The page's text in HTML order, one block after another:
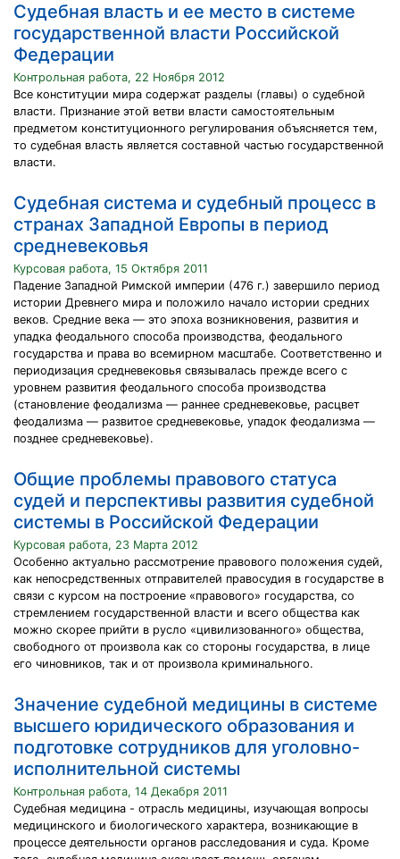
Судебная власть и ее место в системе
государственной власти Российской
Федерации
Контрольная работа, 22 Ноября 2012
Все конституции мира содержат разделы (главы) о судебной
власти. Признание этой ветви власти самостоятельным
предметом конституционного регулирования объясняется тем,
то судебная власть является составной частью государственной
власти.
Судебная система и судебный процесс в
странах Западной Европы в период
средневековья
Курсовая работа, 15 Октября 2011
Падение Западной Римской империи (476 г.) завершило период
истории Древнего мира и положило начало истории средних
веков. Средние века — это эпоха возникновения, развития и
упадка феодального способа производства, феодального
государства и права во всемирном масштабе. Соответственно и
периодизация средневековья связывалась прежде всего с
уровнем развития феодального способа производства
(становление феодализма — раннее средневековье, расцвет
феодализма — развитое средневековье, упадок феодализма —
позднее средневековье).
Общие проблемы правового статуса
судей и перспективы развития судебной
системы в Российской Федерации
Курсовая работа, 23 Марта 2012
Особенно актуально рассмотрение правового положения судей,
как непосредственных отправителей правосудия в государстве в
связи с курсом на построение «правового» государства, со
стремлением государственной власти и всего общества как
можно скорее прийти в русло «цивилизованного» общества,
свободного от произвола как со стороны государства, в лице
его чиновников, так и от произвола криминального.
Значение судебной медицины в системе
высшего юридического образования и
подготовке сотрудников для уголовно-
исполнительной системы
Контрольная работа, 14 Декабря 2011
Судебная медицина - отрасль медицины, изучающая вопросы
медицинского и биологического характера, возникающие в
процессе деятельности органов расследования и суда. Кроме